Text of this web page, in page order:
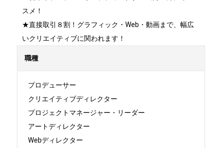
スメ！
★直接取引８割！グラフィック・Web・動画まで、幅広
いクリエイティブに関われます！
職種
プロデューサー
クリエイティブディレクター
プロジェクトマネージャー・リーダー
アートディレクター
Webディレクター